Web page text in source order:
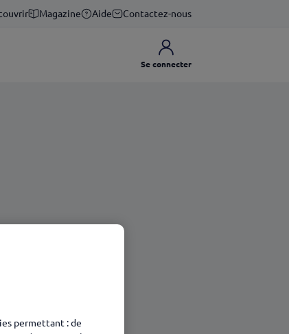
Magazine Aide Contactez-nous
Se connecter
permettant : de